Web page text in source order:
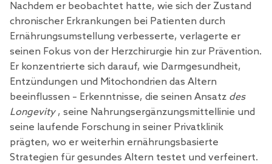
Nachdem er beobachtet hatte, wie sich der Zustand
chronischer Erkrankungen bei Patienten durch
Ernährungsumstellung verbesserte, verlagerte er
seinen Fokus von der Herzchirurgie hin zur Prävention.
Er konzentrierte sich darauf, wie Darmgesundheit,
Entzündungen und Mitochondrien das Altern
beeinflussen – Erkenntnisse, die seinen Ansatz des
Longevity, seine Nahrungsergänzungsmittellinie und
seine laufende Forschung in seiner Privatklinik
prägten, wo er weiterhin ernährungsbasierte
Strategien für gesundes Altern testet und verfeinert.